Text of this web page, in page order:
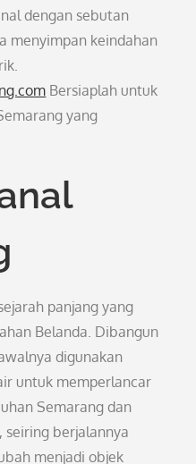
dengan sebutan
menyimpan keindahan
Bersiaplah untuk
yang
panjang yang
Belanda. Dibangun
digunakan
untuk memperlancar
Semarang dan
seiring berjalannya
menjadi objek